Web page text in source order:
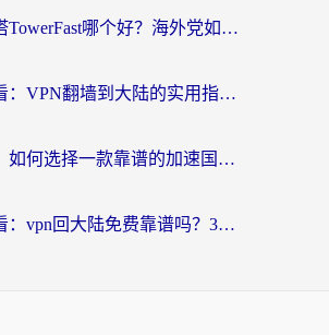
斧牛和快塔TowerFast哪个好？海外党如何选对回国加速器
海外党必看：VPN翻墙到大陆的实用指南——从看CCTV5到选加速器，一篇全搞定
身在海外，如何选择一款靠谱的加速国内网络的加速器？
海外党必看：vpn回大陆免费靠谱吗？3步选对加速器实现无缝刷国内资源